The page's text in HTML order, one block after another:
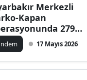
Merkezli
Kapan
279
Tutuklandı
17 Mayıs 2026